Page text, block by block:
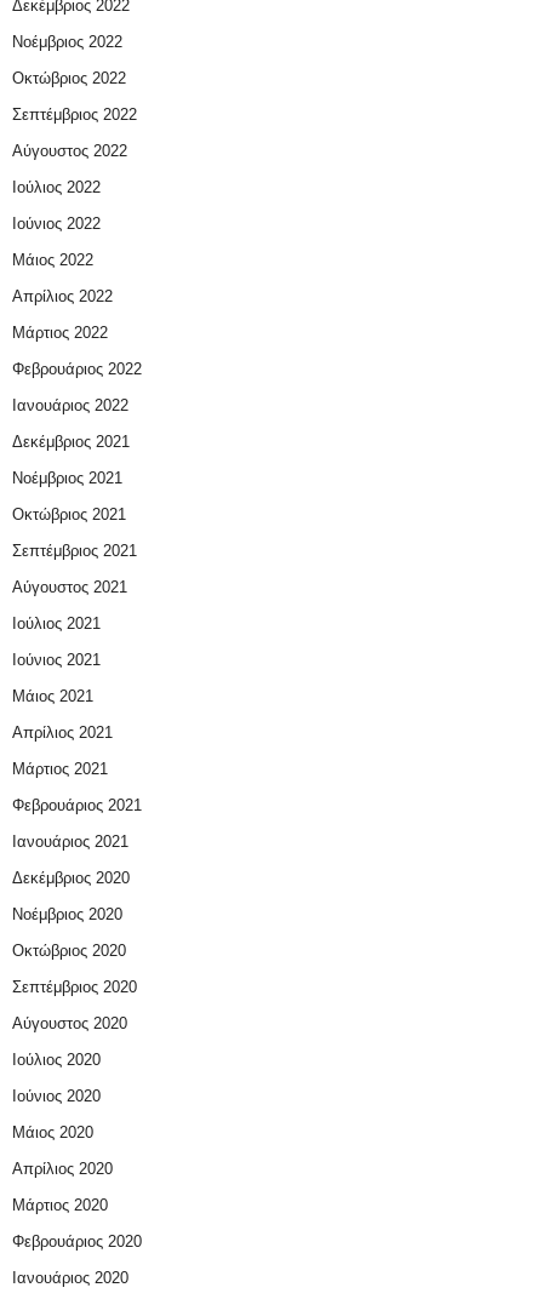
Δεκέμβριος 2022
Νοέμβριος 2022
Οκτώβριος 2022
Σεπτέμβριος 2022
Αύγουστος 2022
Ιούλιος 2022
Ιούνιος 2022
Μάιος 2022
Απρίλιος 2022
Μάρτιος 2022
Φεβρουάριος 2022
Ιανουάριος 2022
Δεκέμβριος 2021
Νοέμβριος 2021
Οκτώβριος 2021
Σεπτέμβριος 2021
Αύγουστος 2021
Ιούλιος 2021
Ιούνιος 2021
Μάιος 2021
Απρίλιος 2021
Μάρτιος 2021
Φεβρουάριος 2021
Ιανουάριος 2021
Δεκέμβριος 2020
Νοέμβριος 2020
Οκτώβριος 2020
Σεπτέμβριος 2020
Αύγουστος 2020
Ιούλιος 2020
Ιούνιος 2020
Μάιος 2020
Απρίλιος 2020
Μάρτιος 2020
Φεβρουάριος 2020
Ιανουάριος 2020